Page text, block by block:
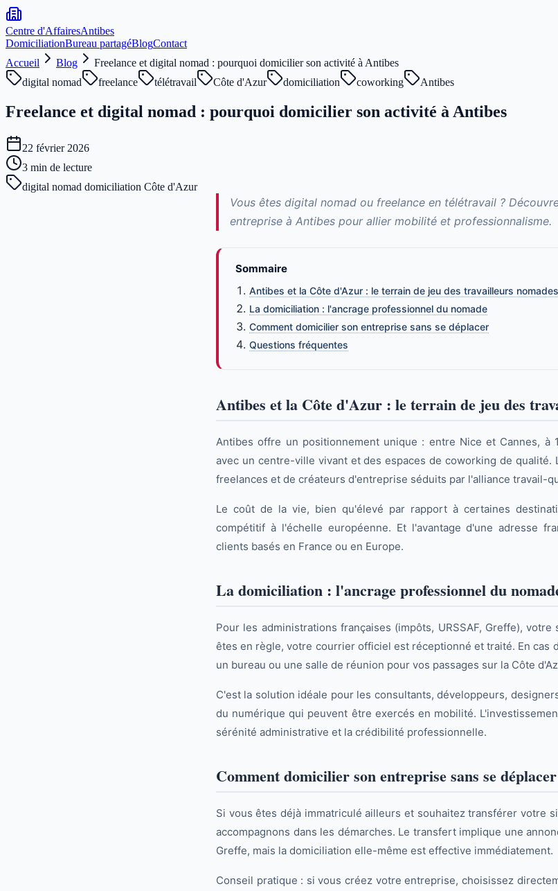
Centre d'AffairesAntibes
DomiciliationBureau partagéBlogContact
Accueil
Blog
Freelance et digital nomad : pourquoi domicilier son activité à Antibes
digital nomad
freelance télétravail Côte d'Azur domiciliation coworking Antibes
Freelance et digital nomad : pourquoi domicilier son activité à Antibes
22 février 2026
3 min de lecture
digital nomad domiciliation Côte d'Azur
Vous êtes digital nomad ou freelance en télétravail ?
entreprise à Antibes pour allier mobilité et professionnalisme.
Sommaire
Antibes et la Côte d'Azur : le terrain de jeu des travailleurs nomades
La domiciliation : l'ancrage professionnel du nomade
Comment domicilier son entreprise sans se déplacer
Questions fréquentes
Antibes et la Côte d'Azur : le terrain de jeu des
Antibes offre un positionnement unique : entre Nice et Cannes, à
avec un centre-ville vivant et des espaces de coworking de qualité.
freelances et de créateurs d'entreprise séduits par l'alliance travail-
Le coût de la vie, bien qu'élevé par rapport à certaines
compétitif à l'échelle européenne. Et l'avantage d'une adresse
clients basés en France ou en Europe.
La domiciliation : l'ancrage professionnel du
Pour les administrations françaises (impôts, URSSAF, Greffe),
êtes en règle, votre courrier officiel est réceptionné et traité. En cas
un bureau ou une salle de réunion pour vos passages sur la Côte
C'est la solution idéale pour les consultants, développeurs,
du numérique qui peuvent être exercés en mobilité.
sérénité administrative et la crédibilité professionnelle.
Comment domicilier son entreprise sans se déplacer
Si vous êtes déjà immatriculé ailleurs et souhaitez transférer votre
accompagnons dans les démarches. Le transfert implique une
Greffe, mais la domiciliation elle-même est effective immédiatement.
Conseil pratique : si vous créez votre entreprise, choisissez